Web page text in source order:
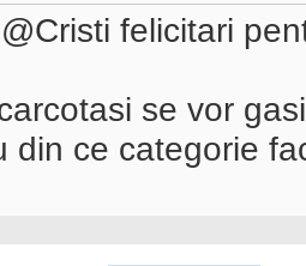
felicitari
se vor
din ce categorie